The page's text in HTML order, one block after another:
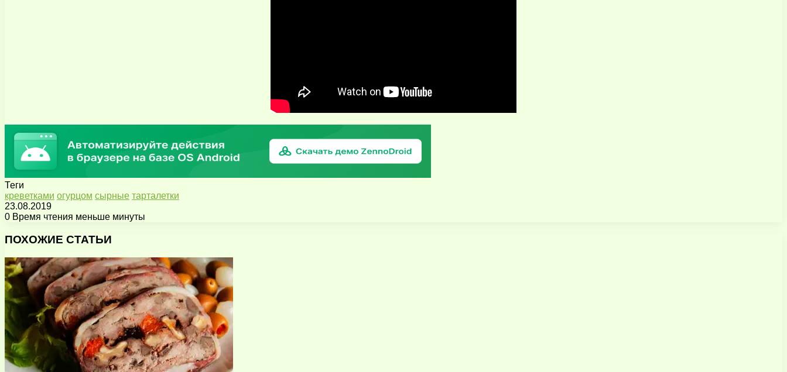
Теги
креветками огурцом сырные тарталетки
23.08.2019
0 Время чтения меньше минуты
через
почту
ПОХОЖИЕ СТАТЬИ